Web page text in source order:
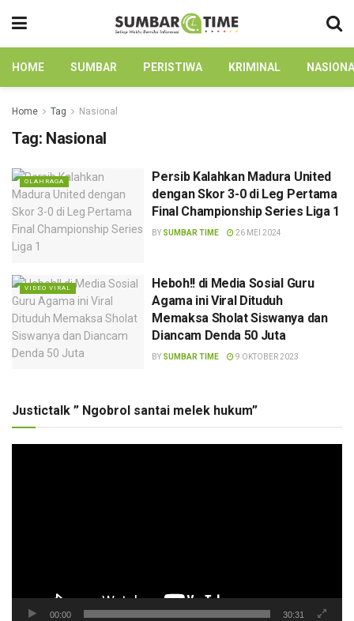
HOME SUMBAR PERISTIWA KRIMINAL
Home Tag Nasional
Tag: Nasional
OLAHRAGA
Persib Kalahkan Madura United
dengan Skor 3-0 di Leg Pertama
Final Championship Series Liga 1
BY SUMBAR TIME 26 MEI 2024
VIDEO VIRAL
Heboh!! di Media Sosial Guru
Agama ini Viral Dituduh
Memaksa Sholat Siswanya dan
Diancam Denda 50 Juta
BY SUMBAR TIME 9 OKTOBER 2023
Justictalk ” Ngobrol santai melek hukum”
00:00 30:31